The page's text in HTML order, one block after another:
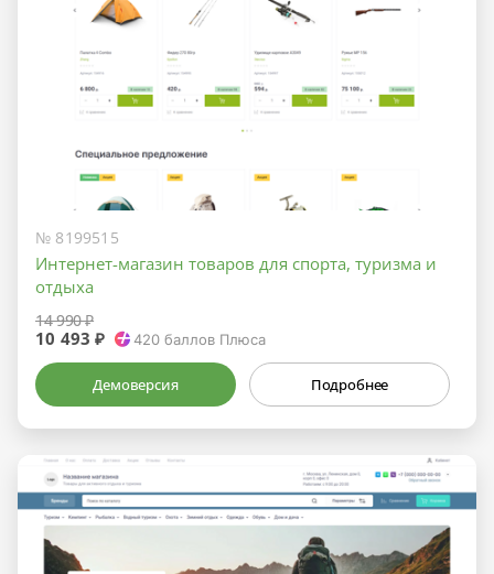
№ 8199515
Интернет-магазин товаров для спорта, туризма и
отдыха
14 990 ₽
10 493 ₽ 420баллов Плюса
Демоверсия Подробнее